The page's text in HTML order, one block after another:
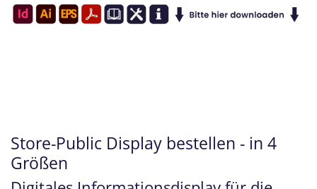
Store-Public Display bestellen - in 4
Größen